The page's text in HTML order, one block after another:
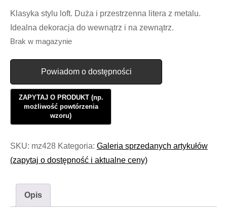
wynosiła:
82.99zł.
wynosi:
44.99zł.
Klasyka stylu loft. Duża i przestrzenna litera z metalu.
Idealna dekoracja do wewnątrz i na zewnątrz.
Brak w magazynie
Powiadom o dostępności
SKU: mz428 Kategoria: Galeria sprzedanych artykułów
(zapytaj o dostępność i aktualne ceny)
Opis